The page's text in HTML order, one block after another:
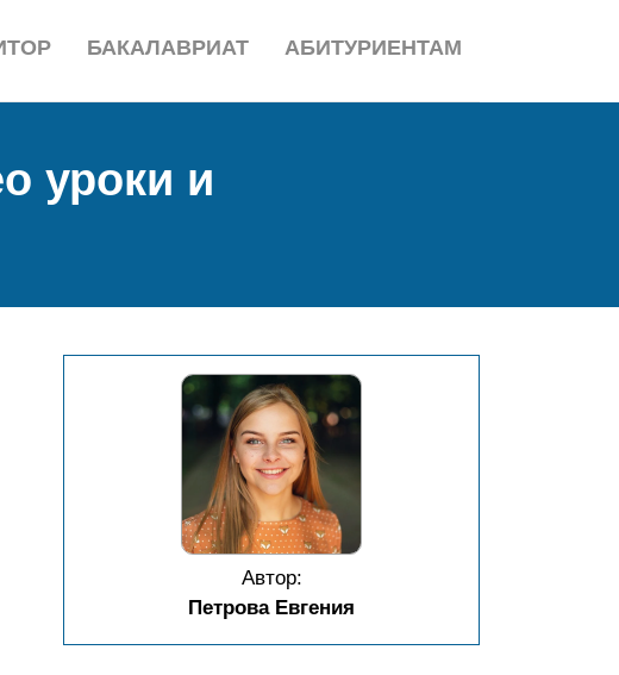
АБИТУРИЕНТАМ
БАКАЛАВРИАТ
уроки и
Автор:
Петрова Евгения